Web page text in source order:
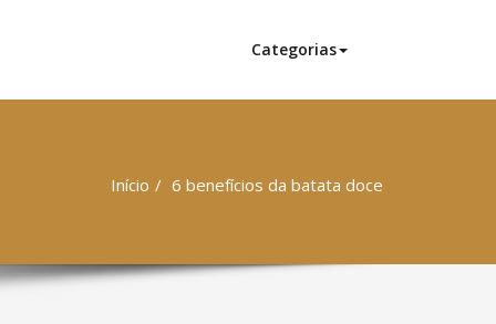
Categorias
Início 6 benefícios da batata doce